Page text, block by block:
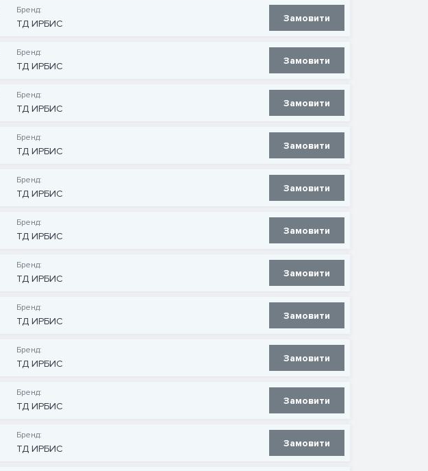
Бренд:
ТД ИРБИС Замовити
Бренд:
ТД ИРБИС Замовити
Бренд:
ТД ИРБИС Замовити
Бренд:
ТД ИРБИС Замовити
Бренд:
ТД ИРБИС Замовити
Бренд:
ТД ИРБИС Замовити
Бренд:
ТД ИРБИС Замовити
Бренд:
ТД ИРБИС Замовити
Бренд:
ТД ИРБИС Замовити
Бренд:
ТД ИРБИС Замовити
Бренд:
ТД ИРБИС Замовити